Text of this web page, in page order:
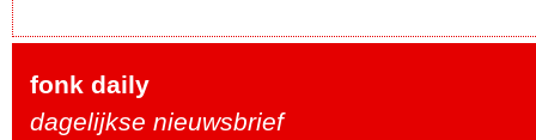
fonk daily
dagelijkse nieuwsbrief